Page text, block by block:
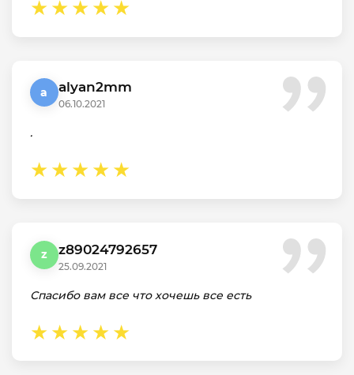
a alyan2mm
06.10.2021
.
z z89024792657
25.09.2021
Спасибо вам все что хочешь все есть